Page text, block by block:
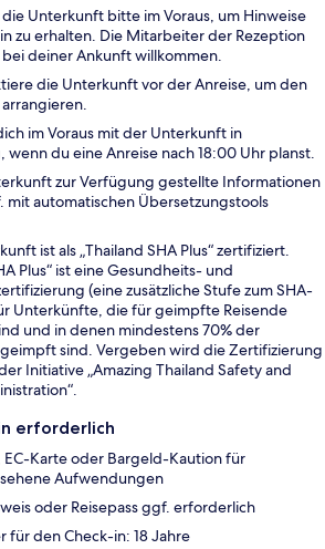
Unterkunft bitte im Voraus, um Hinweise
zu erhalten. Die Mitarbeiter der Rezeption
deiner Ankunft willkommen.
die Unterkunft vor der Anreise, um den
im Voraus mit der Unterkunft in
wenn du eine Anreise nach 18:00 Uhr planst.
zur Verfügung gestellte Informationen
mit automatischen Übersetzungstools
ist als „Thailand SHA Plus“ zertifiziert.
Plus“ ist eine Gesundheits- und
(eine zusätzliche Stufe zum SHA-
Unterkünfte, die für geimpfte Reisende
und in denen mindestens 70% der
sind. Vergeben wird die Zertifizierung
Initiative „Amazing Thailand Safety and
erforderlich
Karte oder Bargeld-Kaution für
Aufwendungen
oder Reisepass ggf. erforderlich
für den Check-in: 18 Jahre